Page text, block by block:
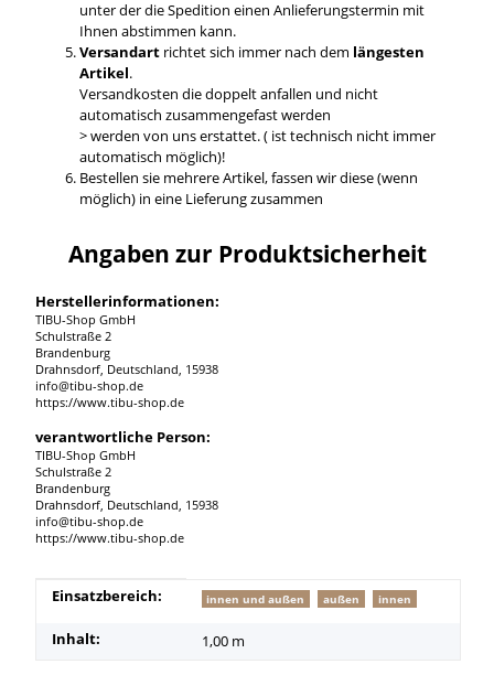
unter der die Spedition einen Anlieferungstermin mit
Ihnen abstimmen kann.
Versandartrichtet sich immer nach dem längesten
Artikel.
Versandkosten die doppelt anfallen und nicht
automatisch zusammengefast werden
> werden von uns erstattet. ( ist technisch nicht immer
automatisch möglich)!
Bestellen sie mehrere Artikel, fassen wir diese (wenn
möglich) in eine Lieferung zusammen
Angaben zur Produktsicherheit
Herstellerinformationen:
TIBU-Shop GmbH
Schulstraße 2
Brandenburg
Drahnsdorf, Deutschland, 15938
info@tibu-shop.de
https://www.tibu-shop.de
verantwortliche Person:
TIBU-Shop GmbH
Schulstraße 2
Brandenburg
Drahnsdorf, Deutschland, 15938
info@tibu-shop.de
https://www.tibu-shop.de
Produkteigenschaft
Wert
Einsatzbereich: innen und außen außen innen
Inhalt: 1,00 m